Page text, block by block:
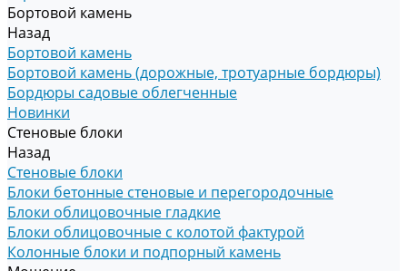
Бортовой камень
Назад
Бортовой камень
Бортовой камень (дорожные, тротуарные бордюры)
Бордюры садовые облегченные
Новинки
Стеновые блоки
Назад
Стеновые блоки
Блоки бетонные стеновые и перегородочные
Блоки облицовочные гладкие
Блоки облицовочные с колотой фактурой
Колонные блоки и подпорный камень